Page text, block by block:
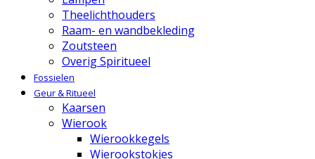
Theelichthouders
Raam- en wandbekleding
Zoutsteen
Overig Spiritueel
Fossielen
Geur & Ritueel
Kaarsen
Wierook
Wierookkegels
Wierookstokjes